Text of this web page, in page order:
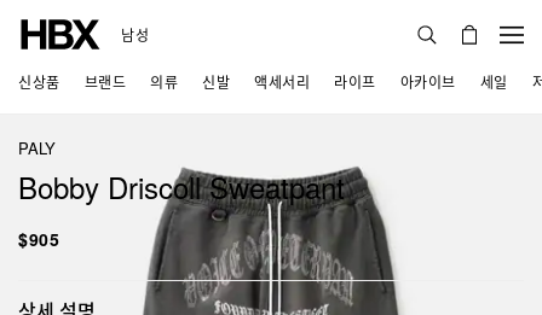
남성
신상품 브랜드 의류 신발 액세서리 라이프 아카이브 세일
PALY
Bobby Driscoll Sweatpant
$905